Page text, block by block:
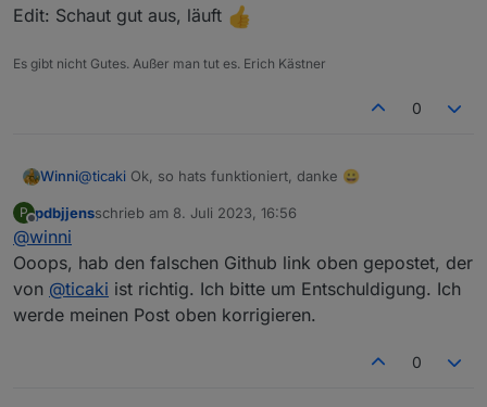
und meine eigene Version gehabt)
Edit: Schaut gut aus, läuft
Es gibt nicht Gutes. Außer man tut es. Erich Kästner
0
Winni@ticaki Ok, so hats funktioniert, danke 😀
Edit: Schaut gut aus, läuft
P
Offline
pdbjjensschrieb am 8. Juli 2023, 16:56
zuletzt editiert von
@winni
Ooops, hab den falschen Github link oben gepostet, der
von @ticaki ist richtig. Ich bitte um Entschuldigung. Ich
werde meinen Post oben korrigieren.
0